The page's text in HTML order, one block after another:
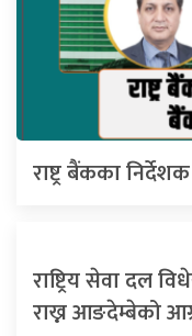
राष्ट्र बैंकका
राष्ट्रिय सेवा दल
राख्न आङदेम्बेको